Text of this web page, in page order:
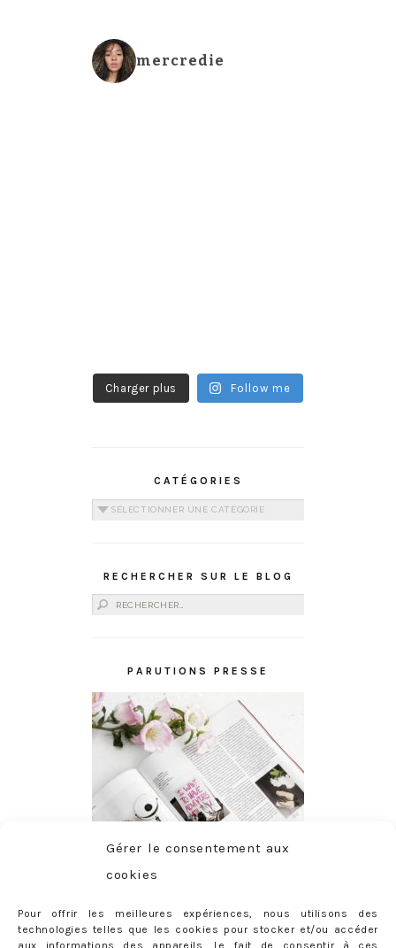
Gérer le consentement aux
cookies
Pour offrir les meilleures expériences, nous utilisons des
technologies telles que les cookies pour stocker et/ou accéder
aux informations des appareils. Le fait de consentir à ces
mercredie
Charger plus Follow me
CATÉGORIES
Catégories
RECHERCHER SUR LE BLOG
Rechercher :
PARUTIONS PRESSE